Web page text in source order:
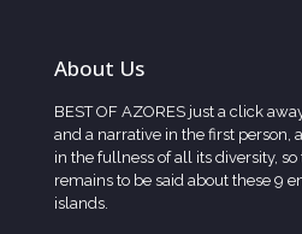
About Us
BEST OF AZORES just a click
and a narrative in the first person,
in the fullness of all its diversity,
remains to be said about these 9
islands.